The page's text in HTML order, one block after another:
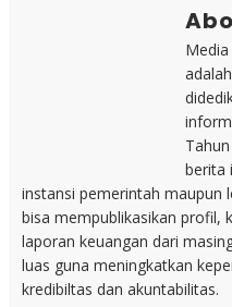
berita
instansi pemerintah maupun
bisa mempublikasikan profil,
laporan keuangan dari
luas guna meningkatkan
kredibiltas dan akuntabilitas.